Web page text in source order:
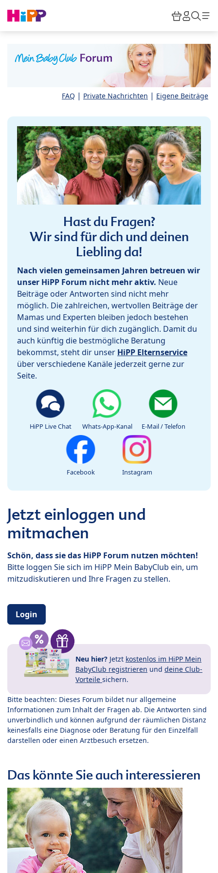
HiPP
FAQ | Private Nachrichten | Eigene Beiträge
Hast du Fragen?
Wir sind für dich und deinen
Liebling da!
Nach vielen gemeinsamen Jahren betreuen wir
unser HiPP Forum nicht mehr aktiv. Neue
Beiträge oder Antworten sind nicht mehr
möglich. Die zahlreichen, wertvollen Beiträge der
Mamas und Experten bleiben jedoch bestehen
und sind weiterhin für dich zugänglich. Damit du
auch künftig die bestmögliche Beratung
bekommst, steht dir unser HiPP Elternservice
über verschiedene Kanäle jederzeit gerne zur
Seite.
HiPP Live Chat Whats-App-Kanal E-Mail / Telefon
Facebook Instagram
Jetzt einloggen und
mitmachen
Schön, dass sie das HiPP Forum nutzen möchten!
Bitte loggen Sie sich im HiPP Mein BabyClub ein, um
mitzudiskutieren und Ihre Fragen zu stellen.
Login
Neu hier? Jetzt kostenlos im HiPP Mein
BabyClub registrieren und deine Club-
Vorteile sichern.
Bitte beachten: Dieses Forum bildet nur allgemeine
Informationen zum Inhalt der Fragen ab. Die Antworten sind
unverbindlich und können aufgrund der räumlichen Distanz
keinesfalls eine Diagnose oder Beratung für den Einzelfall
darstellen oder einen Arztbesuch ersetzen.
Das könnte Sie auch interessieren